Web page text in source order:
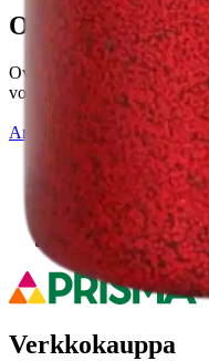
Oletko
Ovatko tuotetiedot riittävät?
voisi muuten parantaa, anna
Anna palautetta Avautuu
Ilmainen
Nouto
Verkkokauppa